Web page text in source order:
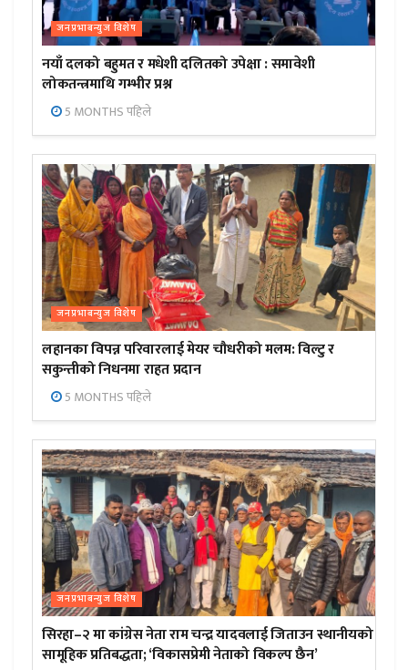
जनप्रभाबन्युज विशेष
नयाँ दलको बहुमत र मधेशी दलितको उपेक्षा : समावेशी
लोकतन्त्रमाथि गम्भीर प्रश्न
5 MONTHS पहिले
जनप्रभाबन्युज विशेष
लहानका विपन्न परिवारलाई मेयर चौधरीको मलम: विल्टु र
सकुन्तीको निधनमा राहत प्रदान
5 MONTHS पहिले
जनप्रभाबन्युज विशेष
सिरहा–२ मा कांग्रेस नेता राम चन्द्र यादवलाई जिताउन स्थानीयको
सामूहिक प्रतिबद्धता; ‘विकासप्रेमी नेताको विकल्प छैन’